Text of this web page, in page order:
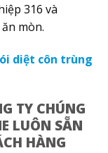
316 và
mòn.
diệt côn trùng
TY CHÚNG
LUÔN SẴN
HÀNG